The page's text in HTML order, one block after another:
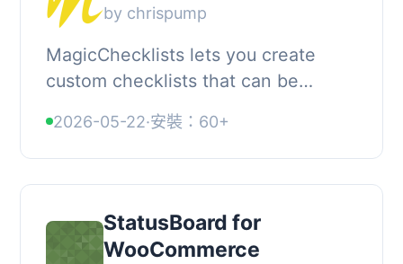
by chrispump
MagicChecklists lets you create
custom checklists that can be
WordPress site. Use them for
onboarding, task manageme...
2026-05-22·安裝：60+
StatusBoard for
WooCommerce